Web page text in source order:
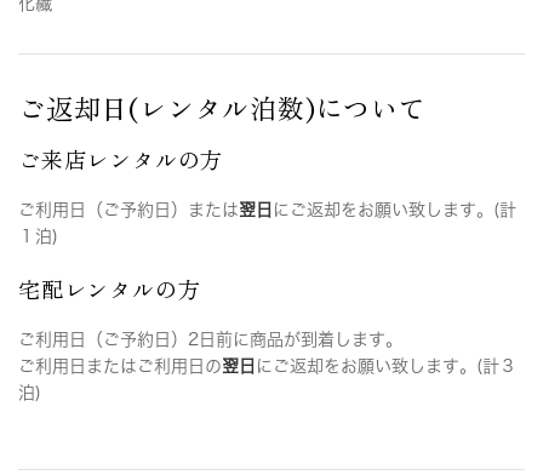
化繊
ご返却日(レンタル泊数)について
ご来店レンタルの方
ご利用日（ご予約日）または翌日 にご返却をお願い致します。(計
１泊)
宅配レンタルの方
ご利用日（ご予約日）2日前に商品が到着します。
ご利用日またはご利用日の翌日 にご返却をお願い致します。(計３
泊)